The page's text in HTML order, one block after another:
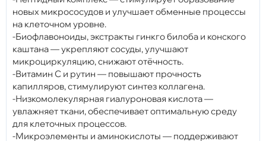
новых микрососудов и улучшает обменные процессы
на клеточном уровне.
-Биофлавоноиды, экстракты гинкго билоба и конского
каштана — укрепляют сосуды, улучшают
микроциркуляцию, снижают отёчность.
-Витамин С и рутин — повышают прочность
капилляров, стимулируют синтез коллагена.
-Низкомолекулярная гиалуроновая кислота —
увлажняет ткани, обеспечивает оптимальную среду
для клеточных процессов.
-Микроэлементы и аминокислоты — поддерживают